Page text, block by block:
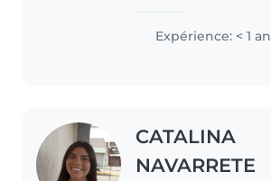
Expérience: < 1 an
CATALINA
NAVARRETE